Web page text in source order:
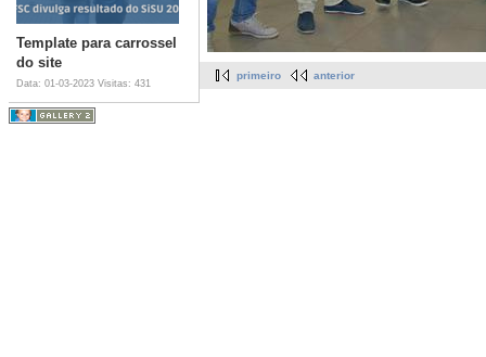
Template para carrossel
do site
Data: 01-03-2023 Visitas: 431
primeiro anterior